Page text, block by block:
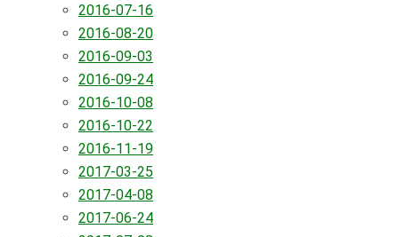
2016-07-16
2016-08-20
2016-09-03
2016-09-24
2016-10-08
2016-10-22
2016-11-19
2017-03-25
2017-04-08
2017-06-24